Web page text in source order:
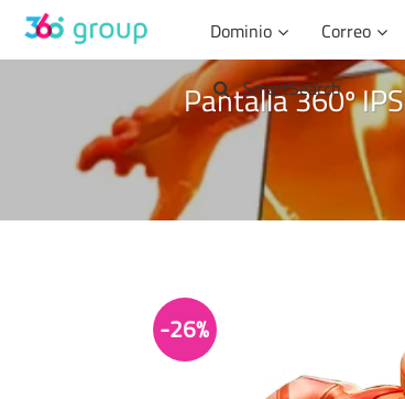
Saltar
contenido
Dominio Correo
SmartSearch
Pantalla 360º
-26%